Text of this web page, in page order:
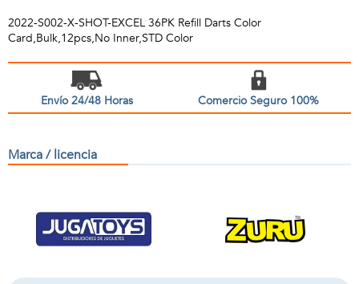
2022-S002-X-SHOT-EXCEL 36PK Refill Darts Color
Card,Bulk,12pcs,No Inner,STD Color
Envío 24/48 Horas Comercio Seguro 100%
Marca / licencia